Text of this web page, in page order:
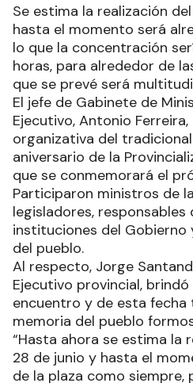
Se estima la realización
hasta el momento será
lo que la concentración
horas, para alrededor de
que se prevé será
El jefe de Gabinete de
Ejecutivo, Antonio
organizativa del
aniversario de la
que se conmemorará el
Participaron ministros de
legisladores,
instituciones del Gobierno
del pueblo.
Al respecto, Jorge
Ejecutivo provincial,
encuentro y de esta fecha
memoria del pueblo
“Hasta ahora se estima la
28 de junio y hasta el
de la plaza como siempre,